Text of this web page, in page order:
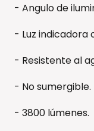
- Angulo de
- Luz indicadora
- Resistente al
- No sumergible.
- 3800 lúmenes.